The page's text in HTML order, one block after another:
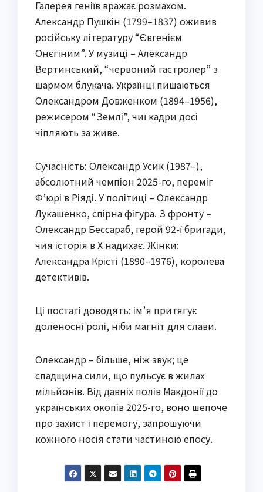
Галерея геніїв вражає розмахом.
Александр Пушкін (1799–1837) оживив
російську літературу “Євгенієм
Онєгіним”. У музиці – Александр
Вертинський, “червоний гастролер” з
шармом блукача. Українці пишаються
Олександром Довженком (1894–1956),
режисером “Землі”, чиї кадри досі
чіпляють за живе.
Сучасність: Олександр Усик (1987–),
абсолютний чемпіон 2025-го, переміг
Ф’юрі в Ріяді. У політиці – Олександр
Лукашенко, спірна фігура. З фронту –
Олександр Бессараб, герой 92-ї бригади,
чия історія в X надихає. Жінки:
Александра Крісті (1890–1976), королева
детективів.
Ці постаті доводять: ім’я притягує
доленосні ролі, ніби магніт для слави.
Олександр – більше, ніж звук; це
спадщина сили, що пульсує в жилах
мільйонів. Від давніх полів Макдонії до
українських окопів 2025-го, воно шепоче
про захист і перемогу, запрошуючи
кожного носія стати частиною епосу.